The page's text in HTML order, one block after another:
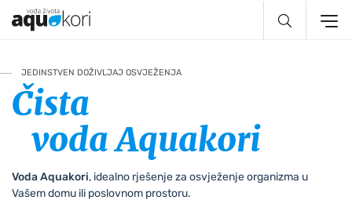
JEDINSTVEN DOŽIVLJAJ OSVJEŽENJA
Čista
voda Aquakori
Voda Aquakori, idealno rješenje za osvježenje organizma u
Vašem domu ili poslovnom prostoru.